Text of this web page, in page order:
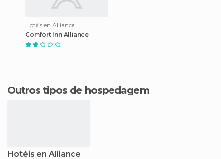
Hotéis en Alliance
Comfort Inn Alliance
Outros tipos de hospedagem
Hotéis en Alliance